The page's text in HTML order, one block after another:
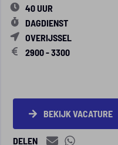
40 UUR
DAGDIENST
OVERIJSSEL
2900 - 3300
BEKIJK VACATURE
DELEN